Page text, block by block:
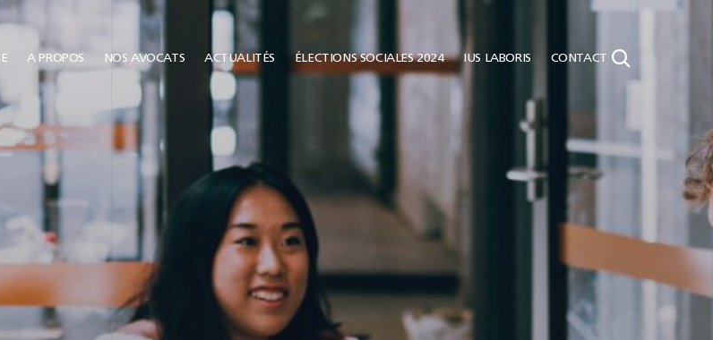
A PROPOS NOS AVOCATS ACTUALITÉS ÉLECTIONS SOCIALES 2024 IUS LABORIS CONTACT